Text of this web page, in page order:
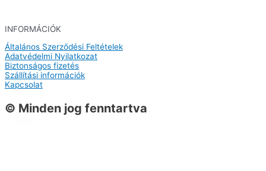
INFORMÁCIÓK
Általános Szerződési Feltételek
Adatvédelmi Nyilatkozat
Biztonságos fizetés
Szállítási információk
Kapcsolat
© Minden jog fenntartva